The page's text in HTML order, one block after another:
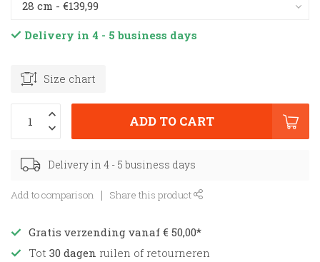
Delivery in 4 - 5 business days
Size chart
ADD TO CART
Delivery in 4 - 5 business days
Add to comparison Share this product
Gratis verzending vanaf € 50,00*
Tot 30 dagen ruilen of retourneren